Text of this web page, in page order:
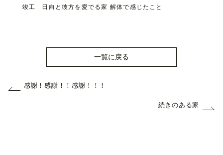
竣工 日向と彼方を愛でる家 解体で感じたこと
一覧に戻る
感謝！感謝！！感謝！！！
続きのある家